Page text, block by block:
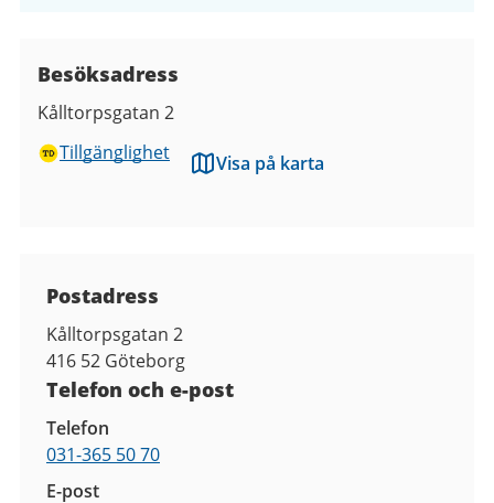
Besöksadress
Kålltorpsgatan 2
Tillgänglighet
Visa på karta
Postadress
Kålltorpsgatan 2
416 52 Göteborg
Telefon och e-post
Telefon
031-365 50 70
E-post